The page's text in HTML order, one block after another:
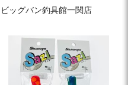
ビッグバン釣具館一関店